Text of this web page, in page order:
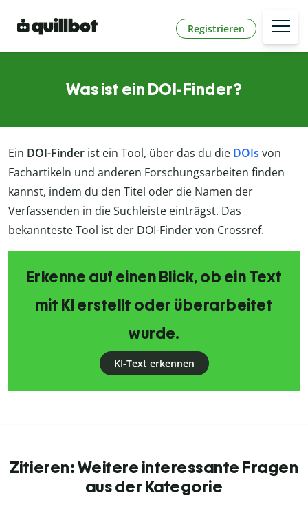
Registrieren
Was ist ein DOI-Finder?
Ein DOI-Finder ist ein Tool, über das du die DOIs von
Fachartikeln und anderen Forschungsarbeiten finden
kannst, indem du den Titel oder die Namen der
Verfassenden in die Suchleiste einträgst. Das
bekannteste Tool ist der DOI-Finder von Crossref.
Erkenne auf einen Blick, ob ein Text
mit KI erstellt oder überarbeitet
wurde.
KI-Text erkennen
Zitieren: Weitere interessante Fragen
aus der Kategorie